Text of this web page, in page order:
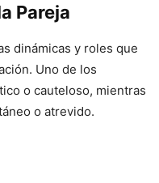
Pareja
dinámicas y roles que
Uno de los
o cauteloso, mientras
o atrevido.